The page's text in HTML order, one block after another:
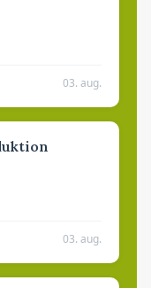
03. aug.
03. aug.